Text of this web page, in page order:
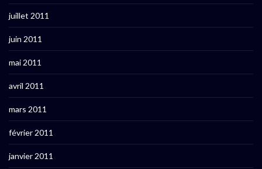
juillet 2011
juin 2011
mai 2011
avril 2011
mars 2011
février 2011
janvier 2011